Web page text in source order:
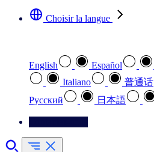
Choisir la langue
English Español
Italiano
普通话
Pусский
日本語